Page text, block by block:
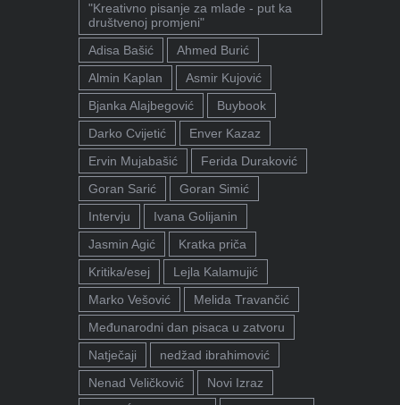
"Kreativno pisanje za mlade - put ka
društvenoj promjeni"
Adisa Bašić
Ahmed Burić
Almin Kaplan
Asmir Kujović
Bjanka Alajbegović
Buybook
Darko Cvijetić
Enver Kazaz
Ervin Mujabašić
Ferida Duraković
Goran Sarić
Goran Simić
Intervju
Ivana Golijanin
Jasmin Agić
Kratka priča
Kritika/esej
Lejla Kalamujić
Marko Vešović
Melida Travančić
Međunarodni dan pisaca u zatvoru
Natječaji
nedžad ibrahimović
Nenad Veličković
Novi Izraz